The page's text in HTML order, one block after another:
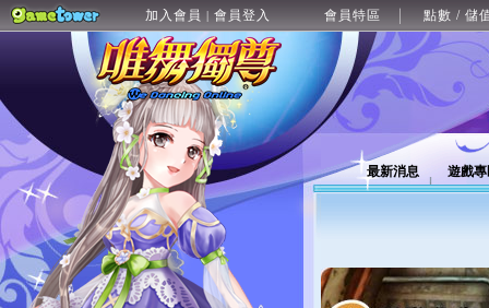
加入會員 | 會員登入 會員特區 點數 / 儲
最新消息 遊戲